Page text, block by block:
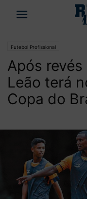
Futebol Profissional
Após revés
Leão terá
Copa do